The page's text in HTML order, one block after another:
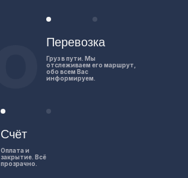
Счёт
Оплата и
закрытие. Всё
прозрачно.
Перевозка
Груз в пути. Мы
отслеживаем его маршрут,
обо всем Вас
информируем.